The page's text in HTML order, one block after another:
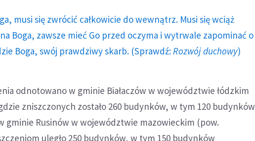
musi się zwrócić całkowicie do wewnątrz. Musi się wciąż
Boga, zawsze mieć Go przed oczyma i wytrwale zapominać o
Boga, swój prawdziwy skarb. (Sprawdź: Rozwój duchowy)
odnotowano w gminie Białaczów w województwie łódzkim
zniszczonych zostało 260 budynków, w tym 120 budynków
gminie Rusinów w województwie mazowieckim (pow.
uległo 250 budynków, w tym 150 budynków